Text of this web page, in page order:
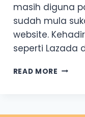
masih diguna
sudah mula
website.
seperti Lazada
READ MORE 3